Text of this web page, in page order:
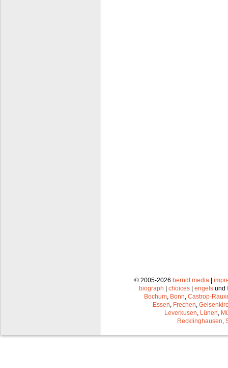
© 2005-2026 berndt media |
biograph | choices | engels und
Bochum Bonn Castrop-
Essen Frechen
Leverkusen Lünen
Recklinghausen